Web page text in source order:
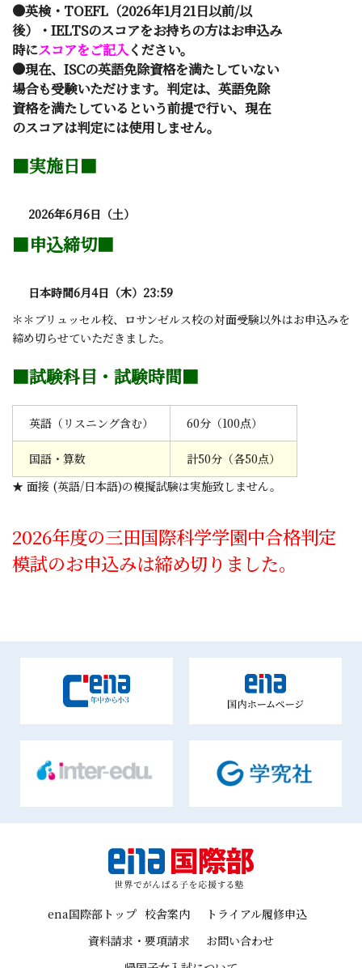
●英検・TOEFL（2026年1月21日以前/以
後）・IELTSのスコアをお持ちの方はお申込み
時にスコアをご記入ください。
●現在、ISCの英語免除資格を満たしていない
場合も受験いただけます。判定は、英語免除
資格を満たしているという前提で行い、現在
のスコアは判定には使用しません。
■実施日■
2026年6月6日（土）
■申込締切■
日本時間6月4日（木）23:59
＊＊ブリュッセル校、ロサンゼルス校の対面受験以外はお申込みを
締め切らせていただきました。
■試験科目・試験時間■
英語（リスニング含む） 60分（100点）
国語・算数
計50分（各50点）
★ 面接 (英語/日本語)の模擬試験は実施致しません。
2026年度の三田国際科学学園中合格判定
模試のお申込みは締め切りました。
ena国際部トップ 校舎案内
トライアル履修申込
資料請求・要項請求
お問い合わせ